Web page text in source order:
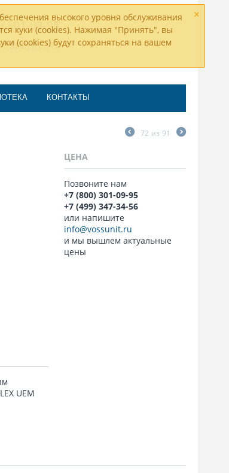
×
высокого уровня обслуживания
куки (cookies). Нажимая "Принять", вы
(cookies) будут сохраняться на вашем
301-09-95
КОНТАКТЫ
72 из 91
UEM
ЦЕНА
Позвоните нам
+7 (800) 301-09-95
+7 (499) 347-34-56
или напишите
info@vossunit.ru
и мы вышлем актуальные
цены